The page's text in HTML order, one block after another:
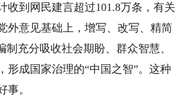
收到网民建言超过101.8万条，有关
外意见基础上，增写、改写、精简
充分吸收社会期盼、群众智慧、
形成国家治理的“中国之智”。这种
事。